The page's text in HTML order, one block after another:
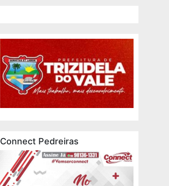
Connect Pedreiras